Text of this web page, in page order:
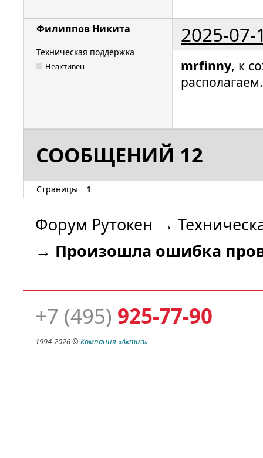
Филиппов Никита 2025-07-
Техническая поддержка
Неактивен mrfinny, к
располагаем.
СООБЩЕНИЙ 12
Страницы 1
Форум Рутокен →
→ Произошла ошибка
+7 (495) 925-77-90
1994-2026 ©Компания«Актив»